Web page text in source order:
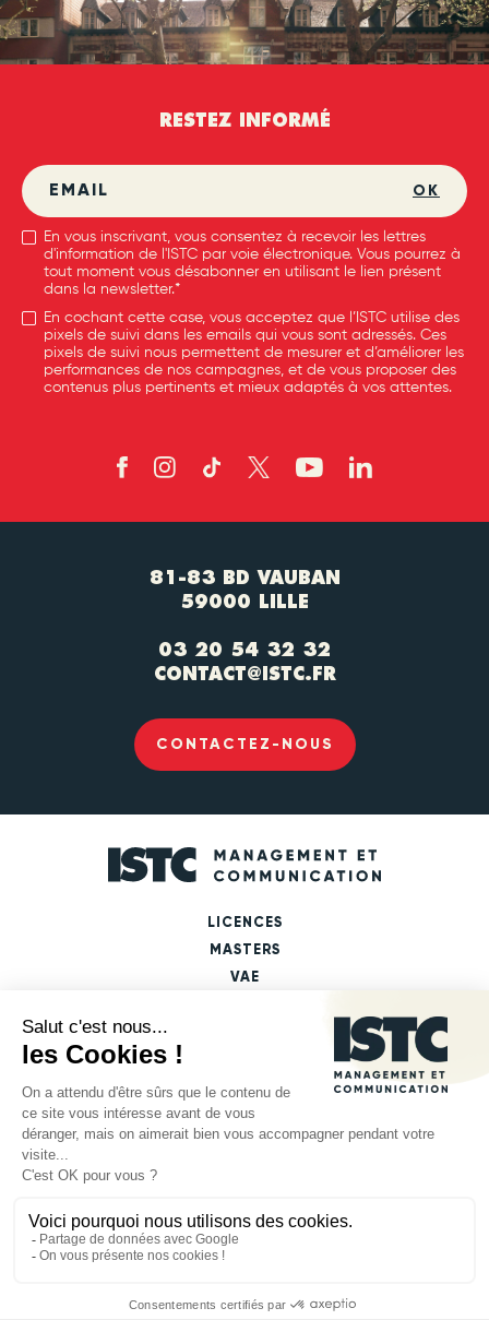
RESTEZ INFORMÉ
OK
En vous inscrivant, vous consentez à recevoir les lettres
d'information de l'ISTC par voie électronique. Vous pourrez à
tout moment vous désabonner en utilisant le lien présent
dans la newsletter.*
En cochant cette case, vous acceptez que l’ISTC utilise des
pixels de suivi dans les emails qui vous sont adressés. Ces
pixels de suivi nous permettent de mesurer et d’améliorer les
performances de nos campagnes, et de vous proposer des
contenus plus pertinents et mieux adaptés à vos attentes.
81-83 BD VAUBAN
59000 LILLE
03 20 54 32 32
CONTACT@ISTC.FR
CONTACTEZ-NOUS
LICENCES
MASTERS
VAE
FICHES PARCOURS DE FORMATION
LES DÉBOUCHÉS PAR MASTERS
LES DÉBOUCHÉS PAR DOMAINES
MENTIONS LÉGALES
DÉCLARATION D'ACCESSIBILITÉ
Plan du site